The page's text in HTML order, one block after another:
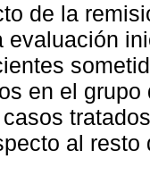
de la
evaluación
en el
al resto